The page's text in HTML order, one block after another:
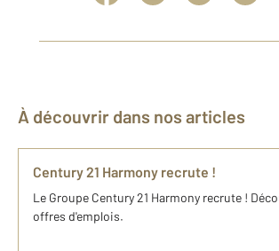
À découvrir dans nos articles
Century 21 Harmony recrute !
Le Groupe Century 21 Harmony recrute !
offres d'emplois.